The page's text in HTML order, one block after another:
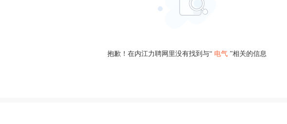
抱歉！在内江力聘网里没有找到与“ 电气 ”相关的信息